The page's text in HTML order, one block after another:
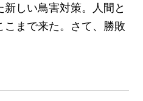
しい鳥害対策。人間と
まで来た。さて、勝敗